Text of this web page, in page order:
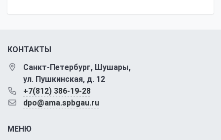
КОНТАКТЫ
Санкт-Петербург, Шушары,
ул. Пушкинская, д. 12
+7(812) 386-19-28
dpo@ama.spbgau.ru
МЕНЮ